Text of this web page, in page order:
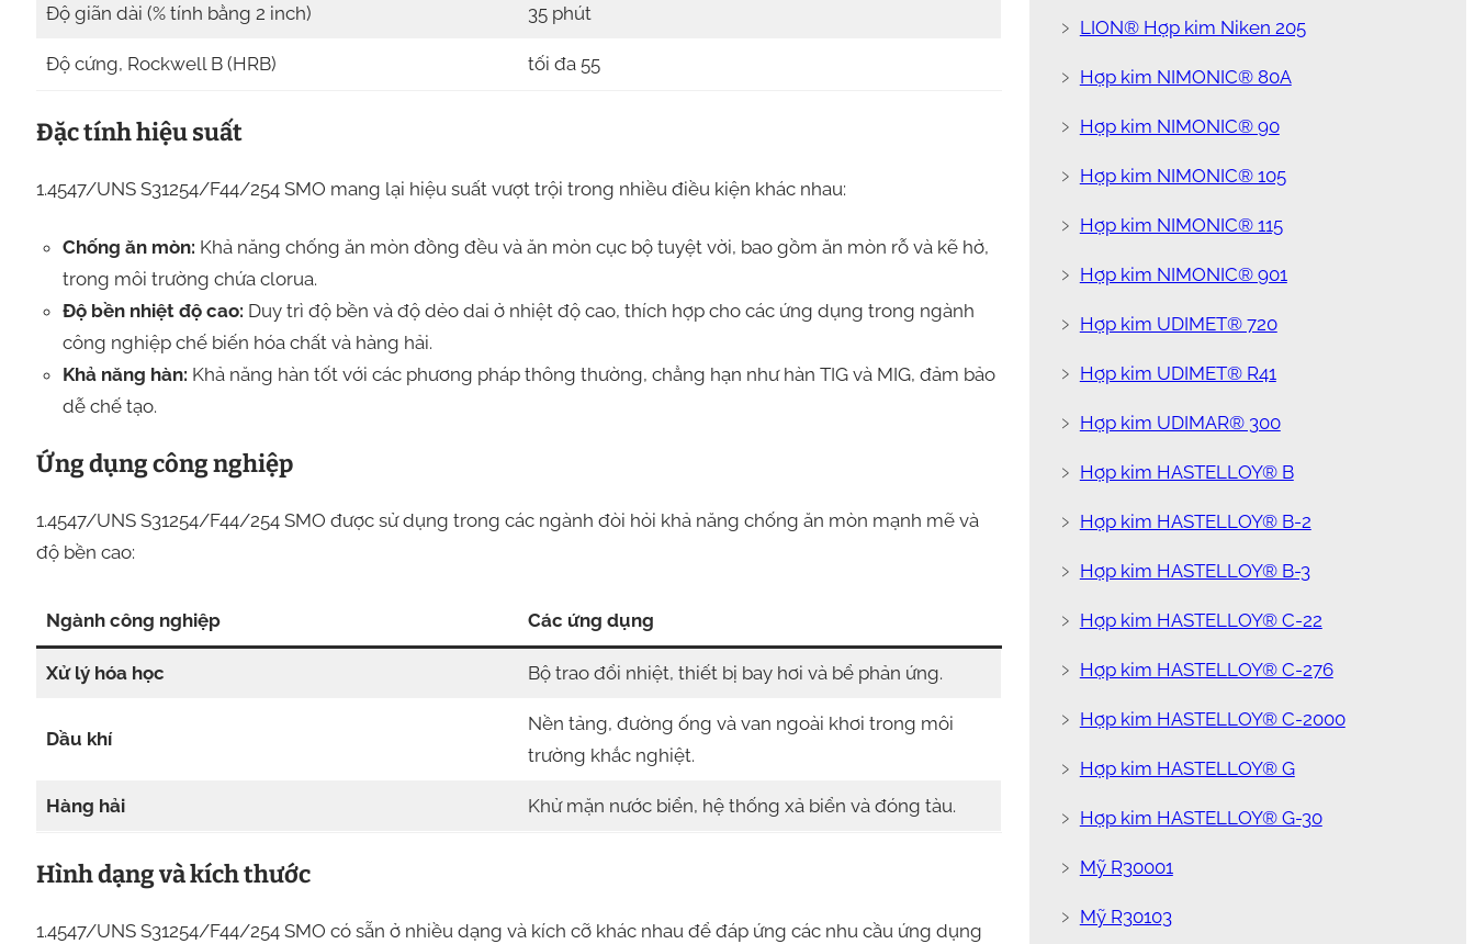
Độ giãn dài (% tính bằng 2 inch) 35 phút
Độ cứng, Rockwell B (HRB) tối đa 55
Đặc tính hiệu suất
1.4547/UNS S31254/F44/254 SMO mang lại hiệu suất vượt trội trong nhiều điều kiện khác nhau:
Chống ăn mòn: Khả năng chống ăn mòn đồng đều và ăn mòn cục bộ tuyệt vời, bao gồm ăn mòn rỗ và kẽ hở,
trong môi trường chứa clorua.
Độ bền nhiệt độ cao: Duy trì độ bền và độ dẻo dai ở nhiệt độ cao, thích hợp cho các ứng dụng trong ngành
công nghiệp chế biến hóa chất và hàng hải.
Khả năng hàn: Khả năng hàn tốt với các phương pháp thông thường, chẳng hạn như hàn TIG và MIG, đảm bảo
dễ chế tạo.
Ứng dụng công nghiệp
1.4547/UNS S31254/F44/254 SMO được sử dụng trong các ngành đòi hỏi khả năng chống ăn mòn mạnh mẽ và
độ bền cao:
Ngành công nghiệp Các ứng dụng
Xử lý hóa học Bộ trao đổi nhiệt, thiết bị bay hơi và bể phản ứng.
Dầu khí
Nền tảng, đường ống và van ngoài khơi trong môi
trường khắc nghiệt.
Hàng hải Khử mặn nước biển, hệ thống xả biển và đóng tàu.
Hình dạng và kích thước
1.4547/UNS S31254/F44/254 SMO có sẵn ở nhiều dạng và kích cỡ khác nhau để đáp ứng các nhu cầu ứng dụng
﹥ LION® Hợp kim Niken 205
﹥ Hợp kim NIMONIC® 80A
﹥ Hợp kim NIMONIC® 90
﹥ Hợp kim NIMONIC® 105
﹥ Hợp kim NIMONIC® 115
﹥ Hợp kim NIMONIC® 901
﹥ Hợp kim UDIMET® 720
﹥ Hợp kim UDIMET® R41
﹥ Hợp kim UDIMAR® 300
﹥ Hợp kim HASTELLOY® B
﹥ Hợp kim HASTELLOY® B-2
﹥ Hợp kim HASTELLOY® B-3
﹥ Hợp kim HASTELLOY® C-22
﹥ Hợp kim HASTELLOY® C-276
﹥ Hợp kim HASTELLOY® C-2000
﹥ Hợp kim HASTELLOY® G
﹥ Hợp kim HASTELLOY® G-30
﹥ Mỹ R30001
﹥ Mỹ R30103